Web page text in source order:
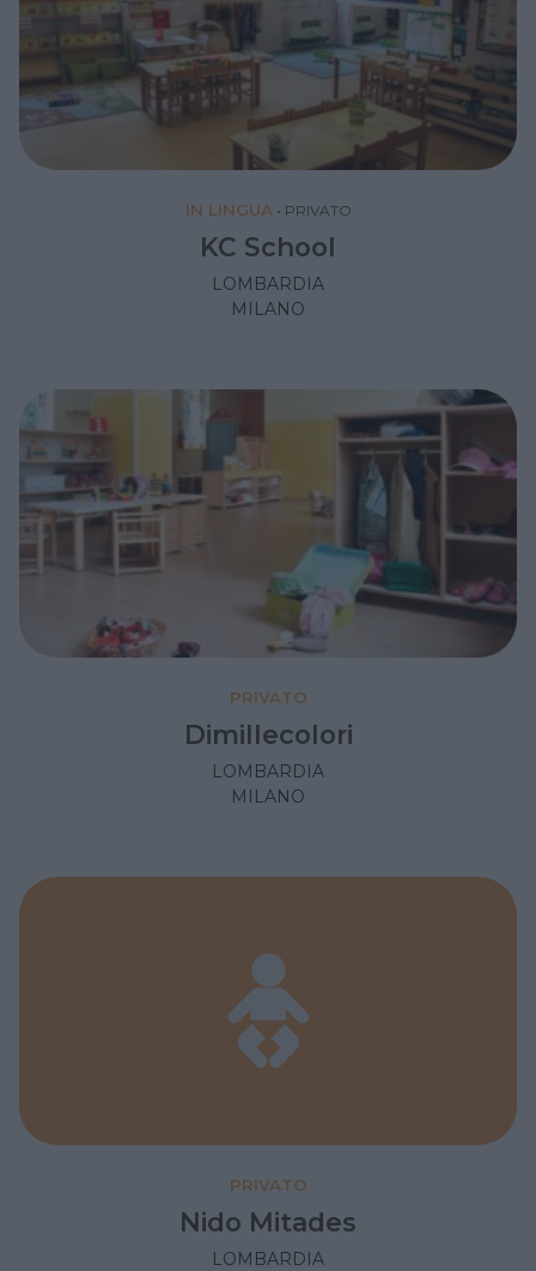
IN LINGUA • PRIVATO
KC School
LOMBARDIA
MILANO
PRIVATO
Dimillecolori
LOMBARDIA
MILANO
PRIVATO
Nido Mitades
LOMBARDIA